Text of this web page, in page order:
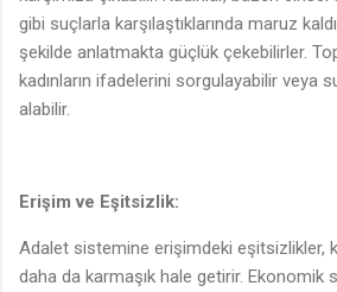
gibi suçlarla karşılaştıklarında maruz
şekilde anlatmakta güçlük çekebilirler.
kadınların ifadelerini sorgulayabilir veya
alabilir.
Erişim ve Eşitsizlik:
Adalet sistemine erişimdeki eşitsizlikler,
daha da karmaşık hale getirir. Ekonomik